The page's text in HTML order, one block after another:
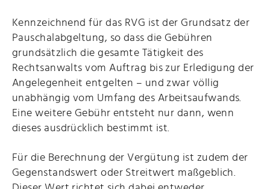
Kennzeichnend für das RVG ist der Grundsatz der
Pauschalabgeltung, so dass die Gebühren
grundsätzlich die gesamte Tätigkeit des
Rechtsanwalts vom Auftrag bis zur Erledigung der
Angelegenheit entgelten – und zwar völlig
unabhängig vom Umfang des Arbeitsaufwands.
Eine weitere Gebühr entsteht nur dann, wenn
dieses ausdrücklich bestimmt ist.
Für die Berechnung der Vergütung ist zudem der
Gegenstandswert oder Streitwert maßgeblich.